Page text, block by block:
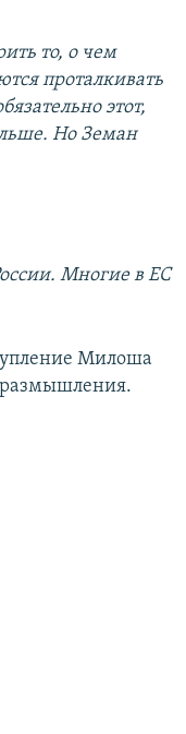
то, о чем
проталкивать
этот,
Но Земан
Многие в ЕС
Милоша
размышления.